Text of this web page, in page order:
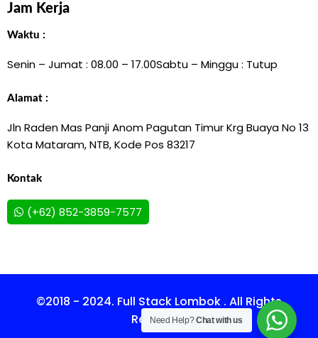
Jam Kerja
Waktu :
Senin – Jumat : 08.00 – 17.00Sabtu – Minggu : Tutup
Alamat :
Jln Raden Mas Panji Anom Pagutan Timur Krg Buaya No 13
Kota Mataram, NTB, Kode Pos 83217
Kontak
(+62) 852-3859-7577
©2018 - 2024. Full Stack Lombok . All Rights
Reserved.
Need Help?Chat with us